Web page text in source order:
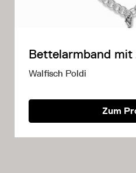
Bettelarmband mit
Walfisch Poldi
Zum